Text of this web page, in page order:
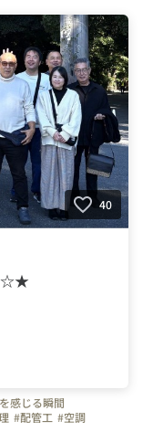
季休暇 #長期連休
40
感じる瞬間
#配管工 #空調